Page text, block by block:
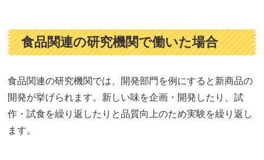
食品関連の研究機関で働いた場合
食品関連の研究機関では、開発部門を例にすると新商品の
開発が挙げられます。新しい味を企画・開発したり、試
作・試食を繰り返したりと品質向上のため実験を繰り返し
ます。